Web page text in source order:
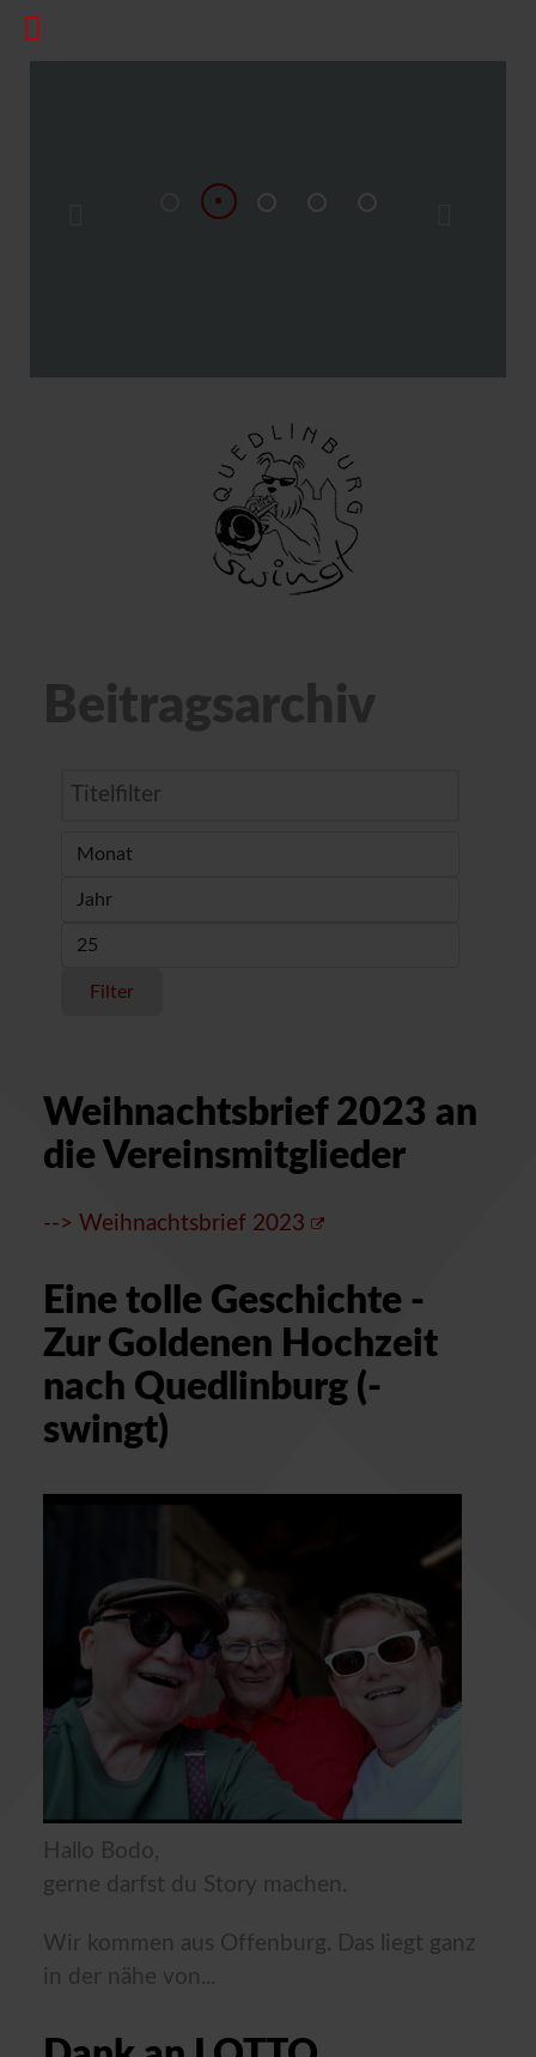
Beitragsarchiv
Filter
Titelfilter
Monat
Jahr
Anzeige #
Filter
Weihnachtsbrief 2023 an
die Vereinsmitglieder
--> Weihnachtsbrief 2023
Eine tolle Geschichte -
Zur Goldenen Hochzeit
nach Quedlinburg (-
swingt)
Hallo Bodo,
gerne darfst du Story machen.
Wir kommen aus Offenburg. Das liegt ganz
in der nähe von...